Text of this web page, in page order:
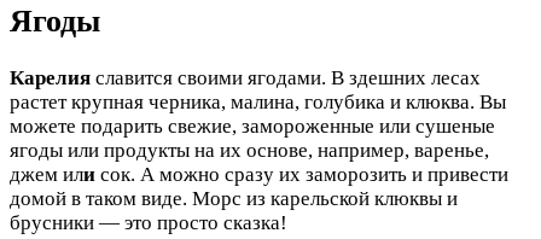
Ягоды
Карелия славится своими ягодами. В здешних лесах
растет крупная черника, малина, голубика и клюква. Вы
можете подарить свежие, замороженные или сушеные
ягоды или продукты на их основе, например, варенье,
джем или сок. А можно сразу их заморозить и привести
домой в таком виде. Морс из карельской клюквы и
брусники — это просто сказка!